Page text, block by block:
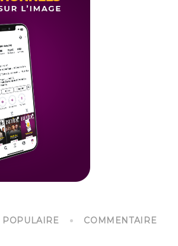
POPULAIRE COMMENTAIRE